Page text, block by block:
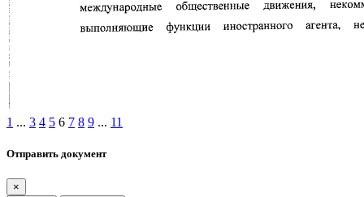
1 ... 3 4 5 6 7 8 9 ... 11
Отправить документ
×